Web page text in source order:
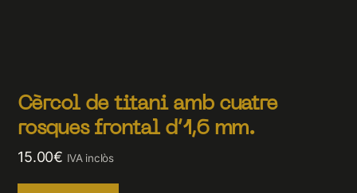
Cèrcol de titani amb cuatre
rosques frontal d’1,6 mm.
15.00€ IVA inclòs